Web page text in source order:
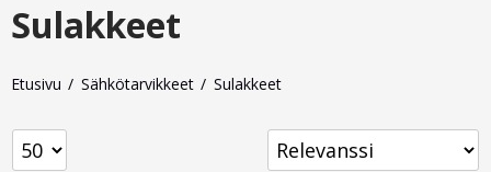
Etusivu Sähkötarvikkeet Sulakkeet
Sulakkeet